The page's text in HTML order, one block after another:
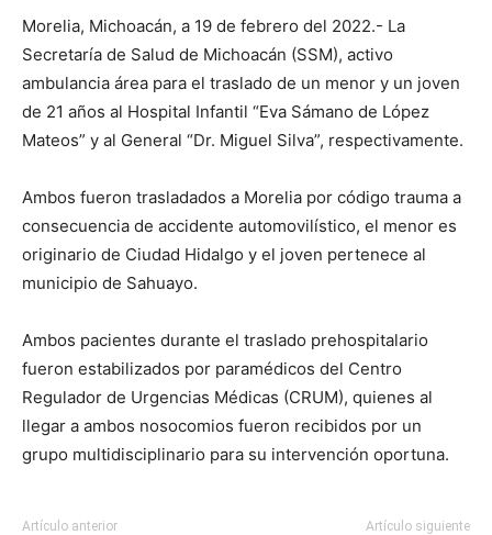
Morelia, Michoacán, a 19 de febrero del 2022.- La
Secretaría de Salud de Michoacán (SSM), activo
ambulancia área para el traslado de un menor y un joven
de 21 años al Hospital Infantil “Eva Sámano de López
Mateos” y al General “Dr. Miguel Silva”, respectivamente.
Ambos fueron trasladados a Morelia por código trauma a
consecuencia de accidente automovilístico, el menor es
originario de Ciudad Hidalgo y el joven pertenece al
municipio de Sahuayo.
Ambos pacientes durante el traslado prehospitalario
fueron estabilizados por paramédicos del Centro
Regulador de Urgencias Médicas (CRUM), quienes al
llegar a ambos nosocomios fueron recibidos por un
grupo multidisciplinario para su intervención oportuna.
Artículo anterior Artículo siguiente